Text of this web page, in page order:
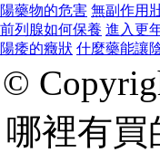
陽藥物的危害 無副作用
前列腺如何保養 進入更
陽痿的癥狀 什麼藥能讓
©
哪裡有買